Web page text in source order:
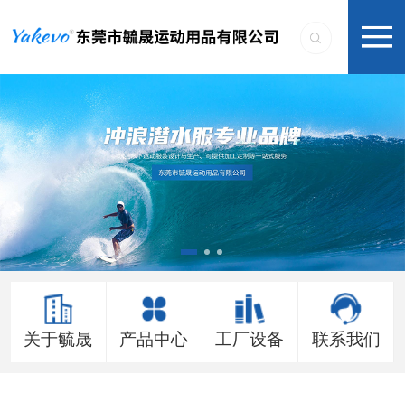
关于毓晟 产品中心 工厂设备 联系我们